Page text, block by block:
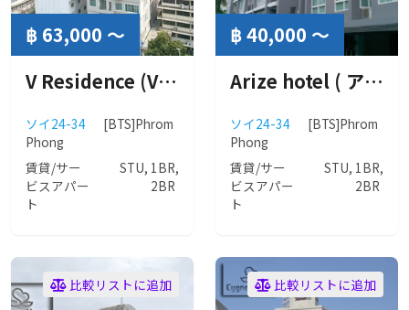
฿ 63,000 ～
V Residence (Vレジデンス）
ソイ24-34
[BTS]Phrom
Phong
賃貸/サー
ビスアパー
ト
STU, 1BR,
2BR
฿ 40,000 ～
Arize hotel ( アライズ ホテル )
ソイ24-34
[BTS]Phrom
Phong
賃貸/サー
ビスアパー
ト
STU, 1BR,
2BR
比較リストに追加 比較リストに追加